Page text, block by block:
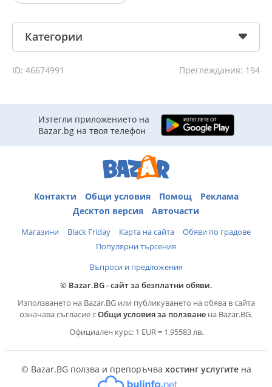
Категории
ID: 46674991 Преглеждания: 194
Изтегли приложението на
Bazar.bg на твоя телефон
Контакти Общи условия Помощ
Реклама
Десктоп версия
Авточасти
Магазини Black Friday Карта на сайта
Обяви по градове
Популярни търсения
Въпроси и предложения
© Bazar.BG - сайт за безплатни обяви.
Използването на Bazar.BG или публикуването на обява в сайта
означава съгласие сОбщи условия за ползване на Bazar.BG.
Официален курс: 1 EUR = 1.95583 лв.
© Bazar.BG ползва и препоръчва хостинг услугитена